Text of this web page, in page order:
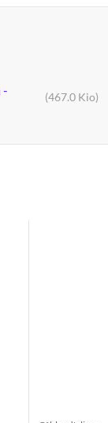
-
(467.0 Kio)